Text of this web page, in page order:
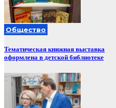
Общество
Тематическая книжная выставка
оформлена в детской библиотеке